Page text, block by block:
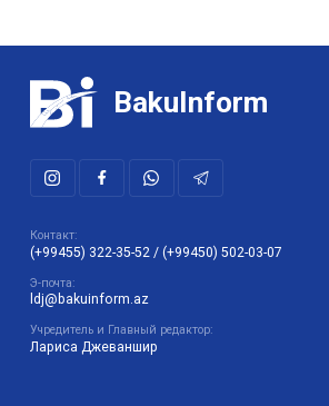
BakuInform
Контакт:
(+99455) 322-35-52 / (+99450) 502-03-07
Э-почта:
ldj@bakuinform.az
Учредитель и Главный редактор:
Лариса Джеваншир